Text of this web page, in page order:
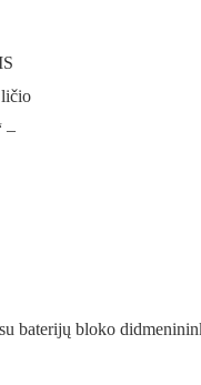
baterijų bloko